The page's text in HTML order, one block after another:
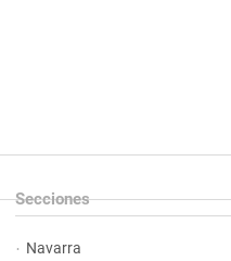
Secciones
Navarra